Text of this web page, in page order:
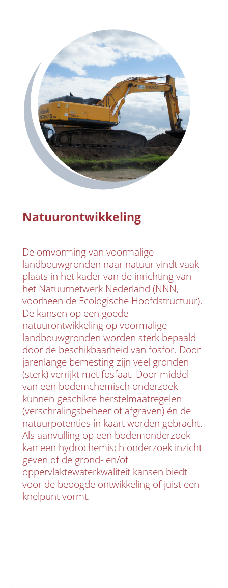
Natuurontwikkeling
De omvorming van voormalige
landbouwgronden naar natuur vindt vaak
plaats in het kader van de inrichting van
het Natuurnetwerk Nederland (NNN,
voorheen de Ecologische Hoofdstructuur).
De kansen op een goede
natuurontwikkeling op voormalige
landbouwgronden worden sterk bepaald
door de beschikbaarheid van fosfor. Door
jarenlange bemesting zijn veel gronden
(sterk) verrijkt met fosfaat. Door middel
van een bodemchemisch onderzoek
kunnen geschikte herstelmaatregelen
(verschralingsbeheer of afgraven) én de
natuurpotenties in kaart worden gebracht.
Als aanvulling op een bodemonderzoek
kan een hydrochemisch onderzoek inzicht
geven of de grond- en/of
oppervlaktewaterkwaliteit kansen biedt
voor de beoogde ontwikkeling of juist een
knelpunt vormt.